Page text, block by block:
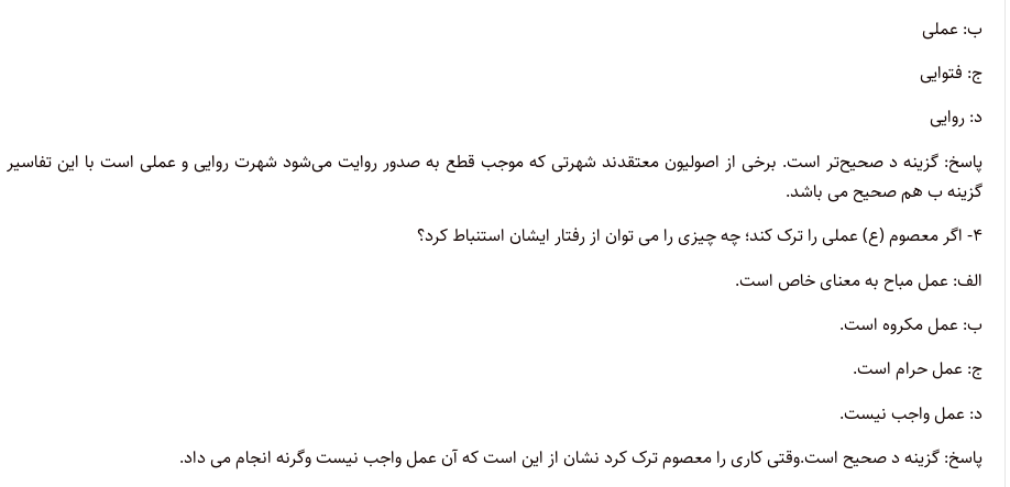
ب: عملی
ج: فتوایی
د: روایی
پاسخ: گزینه دصحیحتر است. برخی از اصولیون معتقدند شهرتی که موجب قطع به صدور روایت می‌شود شهرت روایی و عملی است با این تفاسیر
گزینه ب هم صحیح می باشد.
۴- اگر معصوم (ع) عملی را ترک کند؛ چه چیزی را می توان از رفتار ایشان استنباط کرد؟
الف: عمل مباح به معنای خاص است.
ب: عمل مکروه است.
ج: عمل حرام است.
د: عمل واجب نیست.
پاسخ: گزینه د صحیح است.وقتی کاری را معصوم ترک کرد نشان از این است که آن عمل واجب نیست وگرنه انجام می داد.